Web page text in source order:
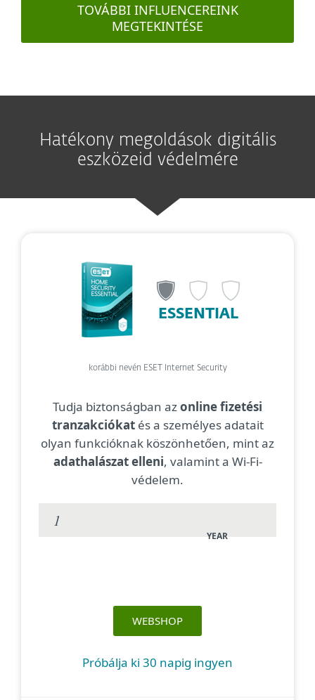
TOVÁBBI INFLUENCEREINK
MEGTEKINTÉSE
Hatékony megoldások digitális
eszközeid védelmére
ESSENTIAL
korábbi nevén ESET Internet Security
Tudja biztonságban azonline fizetési
tranzakciókatés a személyes adatait
olyan funkcióknak köszönhetően, mint az
adathalászat elleni, valamint a Wi-Fi-
védelem.
YEAR
WEBSHOP
Próbálja ki 30 napig ingyen